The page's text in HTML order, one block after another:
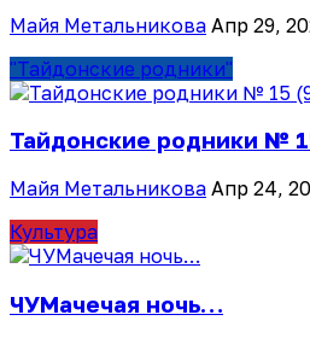
Майя Метальникова Апр 29,
"Тайдонские родники"
Тайдонские родники №
Майя Метальникова Апр 24,
Культура
ЧУМачечая ночь…